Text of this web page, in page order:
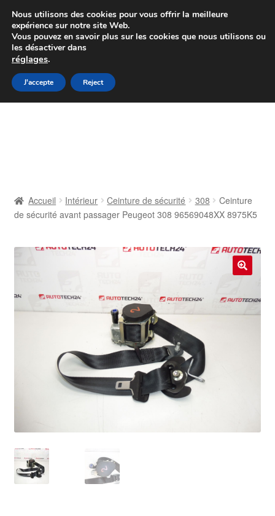
Colissimo livraison à partir de 7 EUR
Du lundi au vendredi de 9 h à 16 h
Aller
à
Aller
au
Contact
Livraison
Mon compte
Politique de confidentialité
Procédure de Réclamation
Accueil Intérieur Ceinture de sécurité 308
Ceinture
de sécurité avant passager Peugeot 308 96569048XX 8975K5
Nous utilisons des cookies pour vous offrir la meilleure
expérience sur notre site Web.
Vous pouvez en savoir plus sur les cookies que nous utilisons ou
les désactiver dans
réglages.
J'accepte Reject